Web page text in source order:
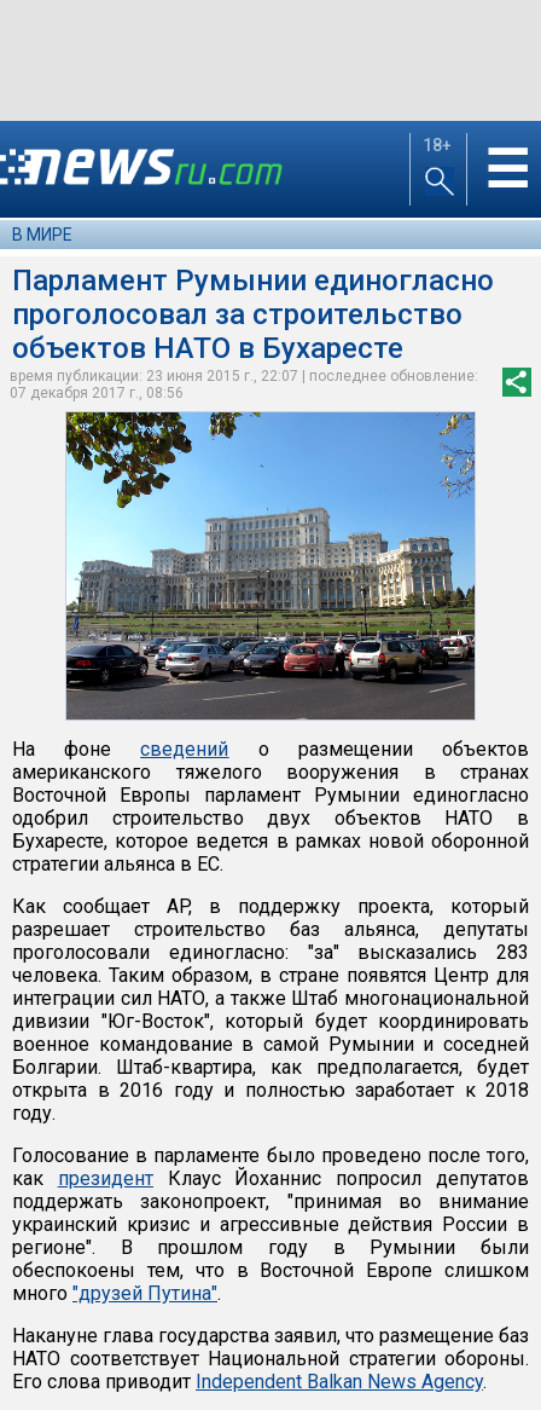
18+ ☰
В МИРЕ
Парламент Румынии единогласно
проголосовал за строительство
объектов НАТО в Бухаресте
время публикации: 23 июня 2015 г., 22:07 | последнее обновление:
07 декабря 2017 г., 08:56
На фонесведений о размещении объектов
американского тяжелого вооружения в странах
Восточной Европы парламент Румынии единогласно
одобрил строительство двух объектов НАТО в
Бухаресте, которое ведется в рамках новой оборонной
стратегии альянса в ЕС.
Как сообщает AP, в поддержку проекта, который
разрешает строительство баз альянса, депутаты
проголосовали единогласно: "за" высказались 283
человека. Таким образом, в стране появятся Центр для
интеграции сил НАТО, а также Штаб многонациональной
дивизии "Юг-Восток", который будет координировать
военное командование в самой Румынии и соседней
Болгарии. Штаб-квартира, как предполагается, будет
открыта в 2016 году и полностью заработает к 2018
году.
Голосование в парламенте было проведено после того,
как президентКлаус Йоханнис попросил депутатов
поддержать законопроект, "принимая во внимание
украинский кризис и агрессивные действия России в
регионе". В прошлом году в Румынии были
обеспокоены тем, что в Восточной Европе слишком
много "друзей Путина".
Накануне глава государства заявил, что размещение баз
НАТО соответствует Национальной стратегии обороны.
Его слова приводит Independent Balkan News Agency.